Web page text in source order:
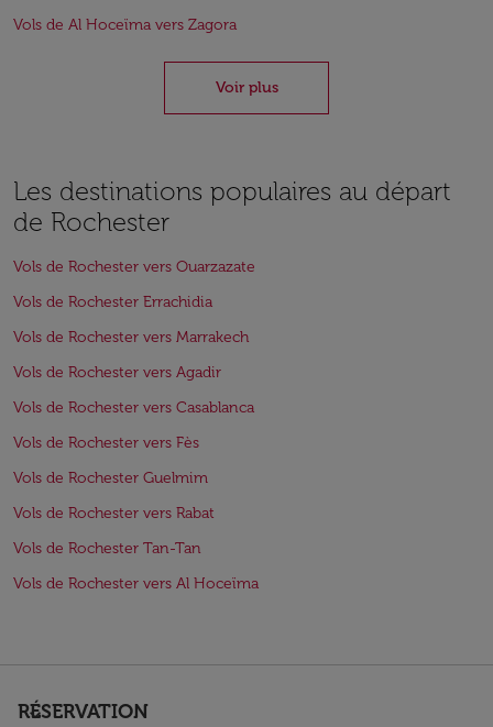
Vols de Al Hoceïma vers Zagora
Voir plus
Les destinations populaires au départ
de Rochester
Vols de Rochester vers Ouarzazate
Vols de Rochester Errachidia
Vols de Rochester vers Marrakech
Vols de Rochester vers Agadir
Vols de Rochester vers Casablanca
Vols de Rochester vers Fès
Vols de Rochester Guelmim
Vols de Rochester vers Rabat
Vols de Rochester Tan-Tan
Vols de Rochester vers Al Hoceïma
RÉSERVATION
keyboard_arrow_down